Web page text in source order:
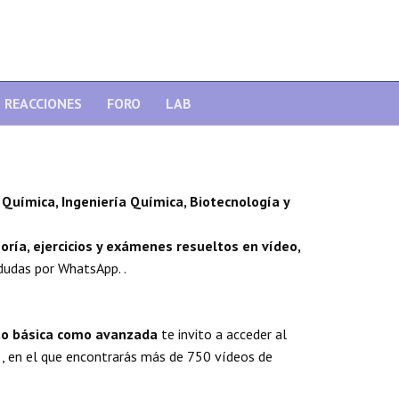
REACCIONES FORO LAB
Ingeniería Química, Biotecnología y
ejercicios y exámenes resueltos en vídeo,
por WhatsApp. .
básica como avanzada te invito a acceder al
en el que encontrarás más de 750 vídeos de